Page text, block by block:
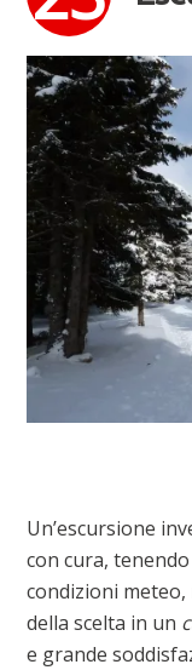
Un’escursione
con cura,
condizioni meteo,
della scelta in un
e grande